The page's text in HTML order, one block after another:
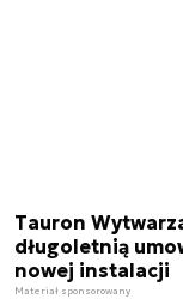
Tauron
długoletnią
nowej instalacji
Materiał sponsorowany